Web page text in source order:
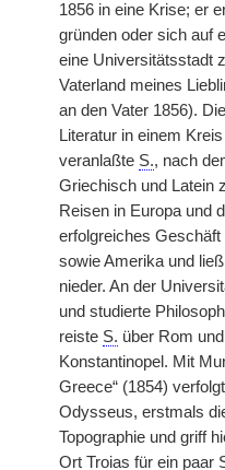
1856 in eine Krise; er
gründen oder sich auf
eine Universitätsstadt
Vaterland meines
an den Vater 1856).
Literatur in einem
veranlaßte S., nach
Griechisch und Latein
Reisen in Europa und
erfolgreiches Geschäft
sowie Amerika und
nieder. An der
und studierte
reiste S. über Rom
Konstantinopel. Mit
Greece“ (1854)
Odysseus, erstmals
Topographie und griff
Ort Troias für ein paar